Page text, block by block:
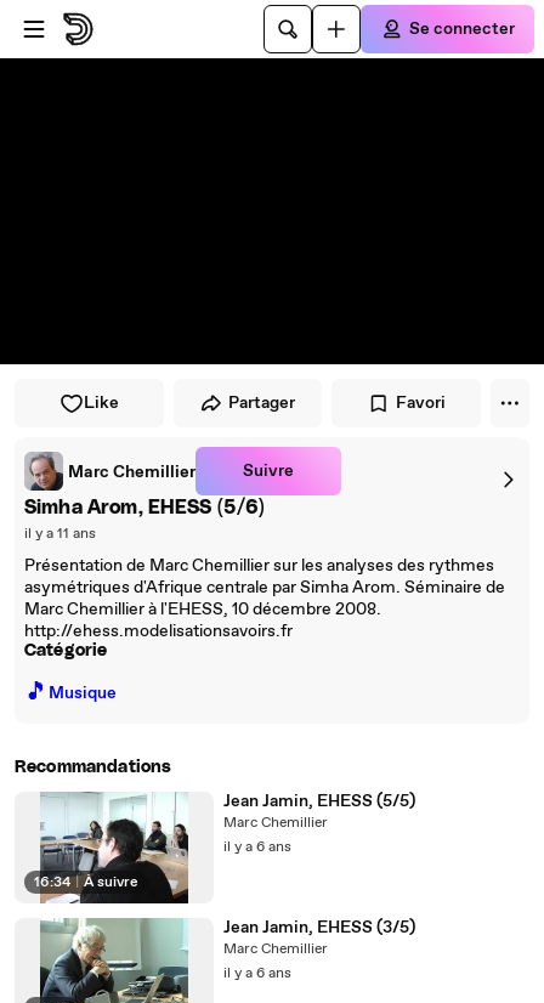
Passer au player
Passer au contenu principal
Se connecter
Like Partager Favori
Marc Chemillier Suivre
Simha Arom, EHESS (5/6)
il y a 11 ans
Présentation de Marc Chemillier sur les analyses des rythmes
asymétriques d'Afrique centrale par Simha Arom. Séminaire de
Marc Chemillier à l'EHESS, 10 décembre 2008.
http://ehess.modelisationsavoirs.fr
Catégorie
🎵 Musique
Recommandations
16:34 | À suivre
Jean Jamin, EHESS (5/5)
Marc Chemillier
il y a 6 ans
Jean Jamin, EHESS (3/5)
Marc Chemillier
il y a 6 ans